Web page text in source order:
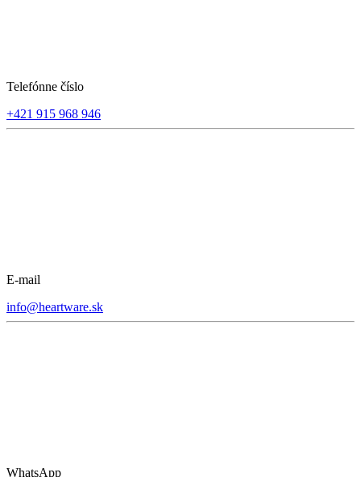
Telefónne číslo
+421 915 968 946
E-mail
info@heartware.sk
WhatsApp